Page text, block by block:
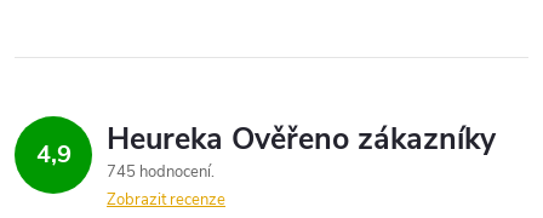
u
4,9
745 hodnocení
Zobrazit recenze